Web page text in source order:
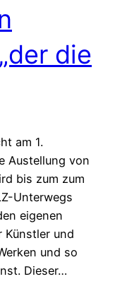
die
am 1.
Austellung von
bis zum zum
Unterwegs
eigenen
Künstler und
und so
Dieser…